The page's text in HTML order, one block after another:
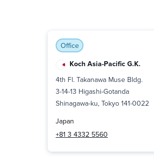
Office
Koch Asia-Pacific G.K.
4th Fl. Takanawa Muse Bldg.
3-14-13 Higashi-Gotanda
Shinagawa-ku, Tokyo 141-0022
Japan
+81 3 4332 5560